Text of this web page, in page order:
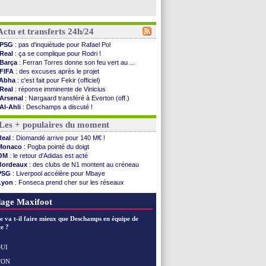
et transferts 24h/24
PSG : pas d'inquiétude pour Rafael Pol
Real : ça se complique pour Rodri !
Barça : Ferran Torres donne son feu vert au ...
FIFA : des excuses après le projet
: c'est fait pour Fekir (officiel)
Real : réponse imminente de Vinicius
Arsenal : Nørgaard transféré à Everton (off.)
Al-Ahli : Deschamps a discuté !
PSG: Luis Enrique satisfait malgré tout
: Pogba pointé du doigt
: Zabiri n'est pas fan de la L1
: une offre de Fulham pour Aït Boudlal
: Thomasson et Cresswell réconciliés
: Nzonzi avait des pistes en L1
: Mangala sur le départ
: Arsenal s'incline face au Real Betis
: lourde défaite pour le PSG
: Fenerbahçe prend une belle option
: le plan d'Alvarez à son retour
2030
+ populaires du moment
: Diomandé arrive pour 140 M€ !
: Pogba pointé du doigt
: le retour d'Adidas est acté
: des clubs de N1 montent au créneau
: Liverpool accélère pour Mbaye
: Fonseca prend cher sur les réseaux
: Infantino complimente Mbappé
Maxifoot
va t-il faire mieux que Deschamps en équipe de
?